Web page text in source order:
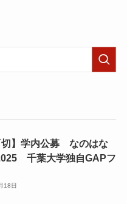
切】学内公募 なのはな
千葉大学独自GAPフ
18日